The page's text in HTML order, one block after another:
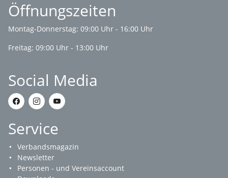
Öffnungszeiten
Montag-Donnerstag: 09:00 Uhr - 16:00 Uhr
Freitag: 09:00 Uhr - 13:00 Uhr
Social Media
Service
Verbandsmagazin
Newsletter
Personen - und Vereinsaccount